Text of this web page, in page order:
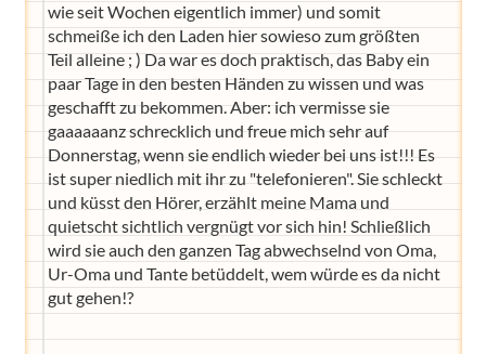
wie seit Wochen eigentlich immer) und somit
schmeiße ich den Laden hier sowieso zum größten
Teil alleine ; ) Da war es doch praktisch, das Baby ein
paar Tage in den besten Händen zu wissen und was
geschafft zu bekommen. Aber: ich vermisse sie
gaaaaaanz schrecklich und freue mich sehr auf
Donnerstag, wenn sie endlich wieder bei uns ist!!! Es
ist super niedlich mit ihr zu "telefonieren". Sie schleckt
und küsst den Hörer, erzählt meine Mama und
quietscht sichtlich vergnügt vor sich hin! Schließlich
wird sie auch den ganzen Tag abwechselnd von Oma,
Ur-Oma und Tante betüddelt, wem würde es da nicht
gut gehen!?